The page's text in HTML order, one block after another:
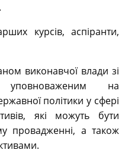
курсів, аспіранти,
виконавчої влади зі
уповноваженим на
політики у сфері
які можуть бути
провадженні, а також